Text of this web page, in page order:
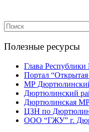
Полезные ресурсы
Глава Республики
Портал
МР
Дюртюлинский
Дюртюлинская МР
ЦЗН по
ООО “ГЖУ” г.